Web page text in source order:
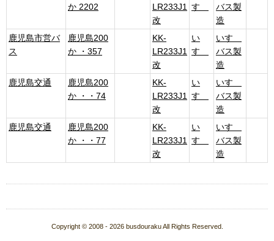
か 2202
LR233J1
改
すゞ
バス製
造
鹿児島市営バ
ス
鹿児島200
か ・357
KK-
LR233J1
改
い
すゞ
いすゞ
バス製
造
鹿児島交通
鹿児島200
か ・・74
KK-
LR233J1
改
い
すゞ
いすゞ
バス製
造
鹿児島交通
鹿児島200
か ・・77
KK-
LR233J1
改
い
すゞ
いすゞ
バス製
造
Copyright © 2008 - 2026 busdouraku All Rights Reserved.